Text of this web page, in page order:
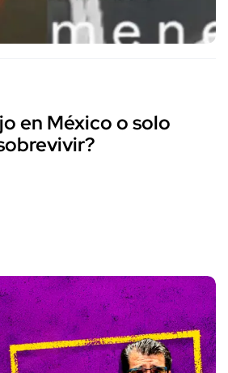
en México o solo